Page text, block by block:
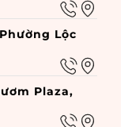
Lộc
Plaza,